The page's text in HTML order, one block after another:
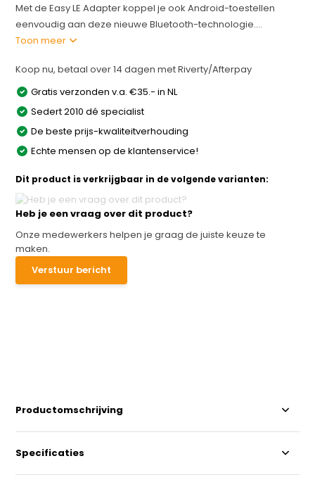
Met de Easy LE Adapter koppel je ook Android-toestellen
eenvoudig aan deze nieuwe Bluetooth-technologie....
Toon meer
Koop nu, betaal over 14 dagen met Riverty/Afterpay
Gratis verzonden v.a. €35.- in NL
Sedert 2010 dé specialist
De beste prijs-kwaliteitverhouding
Echte mensen op de klantenservice!
Dit product is verkrijgbaar in de volgende varianten:
Heb je een vraag over dit product?
Onze medewerkers helpen je graag de juiste keuze te
maken.
Verstuur bericht
Productomschrijving
Specificaties